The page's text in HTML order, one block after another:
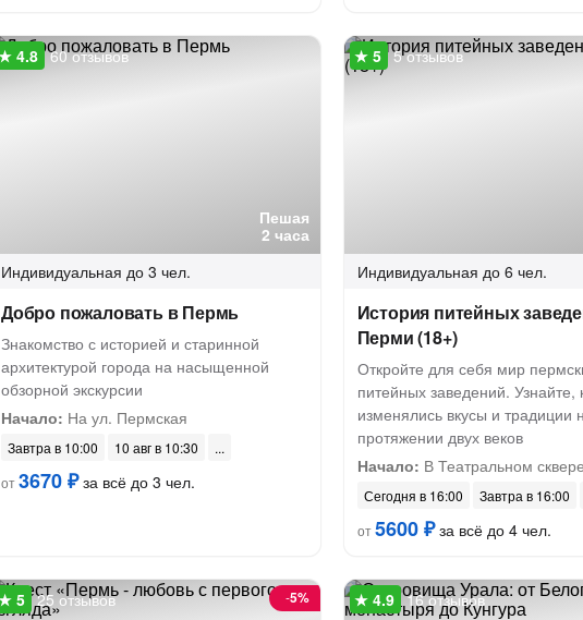
Пешая
2 часа
60 отзывов
Индивидуальная до 3 чел.
Добро пожаловать в Пермь
Знакомство с историей и старинной
архитектурой города на насыщенной
обзорной экскурсии
Начало: На ул. Пермская
Завтра в 10:00
10 авг в 10:30
от3670 ₽за всё до 3 чел.
5 отзывов
Индивидуальная до 6 чел.
История питейных
Перми (18+)
Откройте для себя мир
питейных заведений. Узнайте,
изменялись вкусы и традиции
протяжении двух веков
Начало: В Театральном сквере
Сегодня в 16:00
Завтра в 16:00
от5600 ₽за всё до 4 чел.
-5%
25 отзывов 16 отзывов